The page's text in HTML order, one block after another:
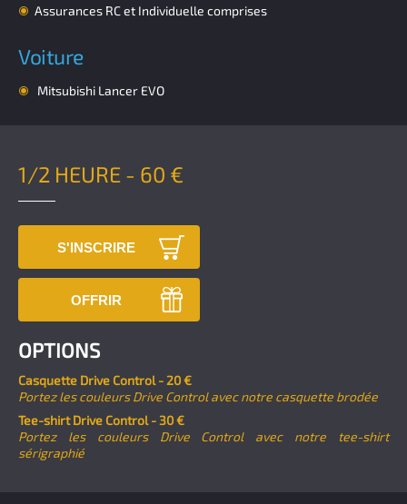
Assurances RC et Individuelle comprises
Voiture
Mitsubishi Lancer EVO
1/2 HEURE - 60 €
S'INSCRIRE
OFFRIR
OPTIONS
Casquette Drive Control - 20 €
Portez les couleurs Drive Control avec notre casquette brodée
Tee-shirt Drive Control - 30 €
Portez les couleurs Drive Control avec notre tee-shirt
sérigraphié